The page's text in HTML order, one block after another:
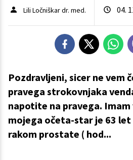
Lili Ločniškar dr. med. 04.
Pozdravljeni, sicer ne vem
pravega strokovnjaka
napotite na pravega. Imam
mojega očeta-star je 63 let
rakom prostate ( hod...